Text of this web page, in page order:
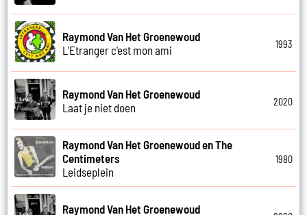
Raymond Van Het Groenewoud
L'Etranger c'est mon ami
1993
Raymond Van Het Groenewoud
Laat je niet doen
2020
Raymond Van Het Groenewoud en The
Centimeters
Leidseplein
1980
Raymond Van Het Groenewoud